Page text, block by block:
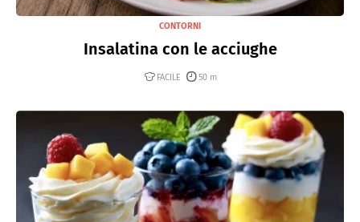
CONTORNI
Insalatina con le acciughe
FACILE 50 m